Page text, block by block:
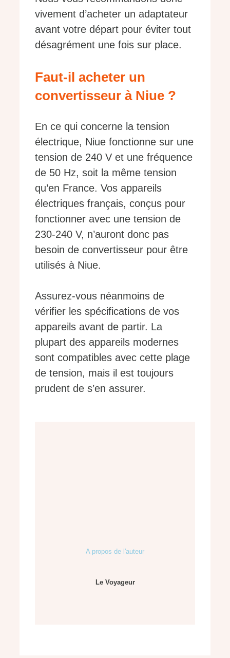
vivement d’acheter un adaptateur
avant votre départ pour éviter tout
désagrément une fois sur place.
Faut-il acheter un
convertisseur à Niue ?
En ce qui concerne la tension
électrique, Niue fonctionne sur une
tension de 240 V et une fréquence
de 50 Hz, soit la même tension
qu’en France. Vos appareils
électriques français, conçus pour
fonctionner avec une tension de
230-240 V, n’auront donc pas
besoin de convertisseur pour être
utilisés à Niue.
Assurez-vous néanmoins de
vérifier les spécifications de vos
appareils avant de partir. La
plupart des appareils modernes
sont compatibles avec cette plage
de tension, mais il est toujours
prudent de s’en assurer.
A propos de l'auteur
Le Voyageur